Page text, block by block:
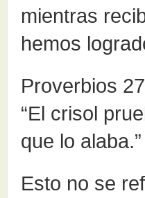
mientras
hemos
Proverbios
“El crisol
que lo alaba.”
Esto no se